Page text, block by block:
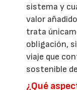
sistema y
valor
trata
obligación,
viaje que
sostenible
¿Qué